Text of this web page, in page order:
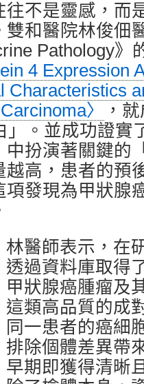
往不是靈感，而
雙和醫院林俊佃
Pathology》
4 Expression
Characteristics
〉
，
」。並成功證實
中扮演著關鍵的
高，患者的預
項發現為甲狀腺
林醫師表示，在
透過資料庫取得
甲狀腺癌腫瘤及
這類高品質的成
同一患者的癌細
排除個體差異帶
早期即獲得清晰